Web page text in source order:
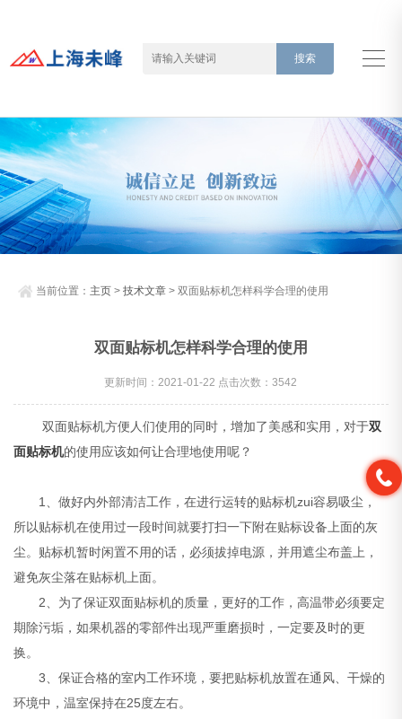
当前位置： 主页 >技术文章 > 双面贴标机怎样科学合理的使用
双面贴标机怎样科学合理的使用
更新时间：2021-01-22 点击次数：3542
双面贴标机方便人们使用的同时，增加了美感和实用，对于双
面贴标机的使用应该如何让合理地使用呢？
1、做好内外部清洁工作，在进行运转的贴标机zui容易吸尘，
所以贴标机在使用过一段时间就要打扫一下附在贴标设备上面的灰
尘。贴标机暂时闲置不用的话，必须拔掉电源，并用遮尘布盖上，
避免灰尘落在贴标机上面。
2、为了保证双面贴标机的质量，更好的工作，高温带必须要定
期除污垢，如果机器的零部件出现严重磨损时，一定要及时的更
换。
3、保证合格的室内工作环境，要把贴标机放置在通风、干燥的
环境中，温室保持在25度左右。